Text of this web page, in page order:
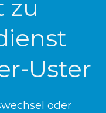
zu
Uster
oder